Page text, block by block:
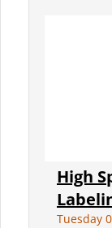
High
Tuesday